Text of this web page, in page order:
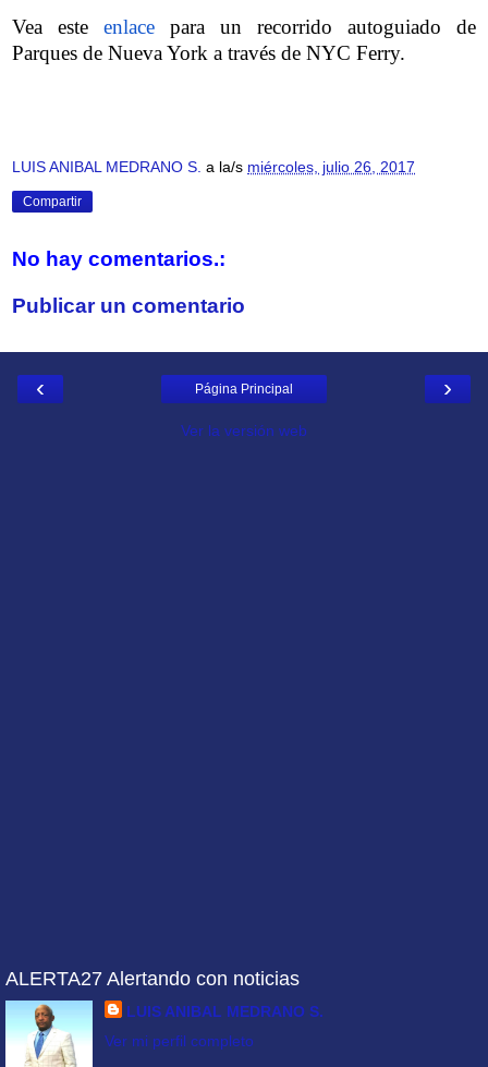
Vea este enlace para un recorrido autoguiado de
Parques de Nueva York a través de NYC Ferry.
LUIS ANIBAL MEDRANO S. a la/s miércoles, julio 26, 2017
Compartir
No hay comentarios.:
Publicar un comentario
‹ ›
Página Principal
Ver la versión web
ALERTA27 Alertando con noticias
LUIS ANIBAL MEDRANO S.
Ver mi perfil completo